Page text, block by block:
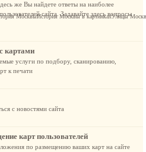
МосквыИстория Москвы в картинкахУлицы
же Вы найдете ответы на наиболее
сайта. Задавайте здесь вопросы
картами
услуги по подбору, сканированию,
к печати
с новостями сайта
карт пользователей
по размещению ваших карт на сайте